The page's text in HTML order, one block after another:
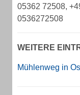
05362 72508,
0536272508
WEITERE
Mühlenweg in